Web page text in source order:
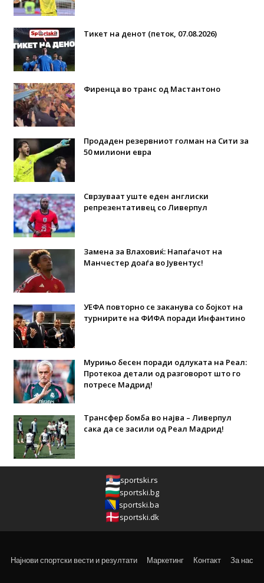
Тикет на денот (петок, 07.08.2026)
Фиренца во транс од Мастантоно
Продаден резервниот голман на Сити за
50 милиони евра
Сврзуваат уште еден англиски
репрезентативец со Ливерпул
Замена за Влаховиќ: Напаѓачот на
Манчестер доаѓа во Јувентус!
УЕФА повторно се заканува со бојкот на
турнирите на ФИФА поради Инфантино
Мурињо бесен поради одлуката на Реал:
Протекоа детали од разговорот што го
потресе Мадрид!
Трансфер бомба во најва – Ливерпул
сака да се засили од Реал Мадрид!
sportski.rs
sportski.bg
sportski.ba
sportski.dk
Најнови спортски вести и резултати Маркетинг Контакт За нас